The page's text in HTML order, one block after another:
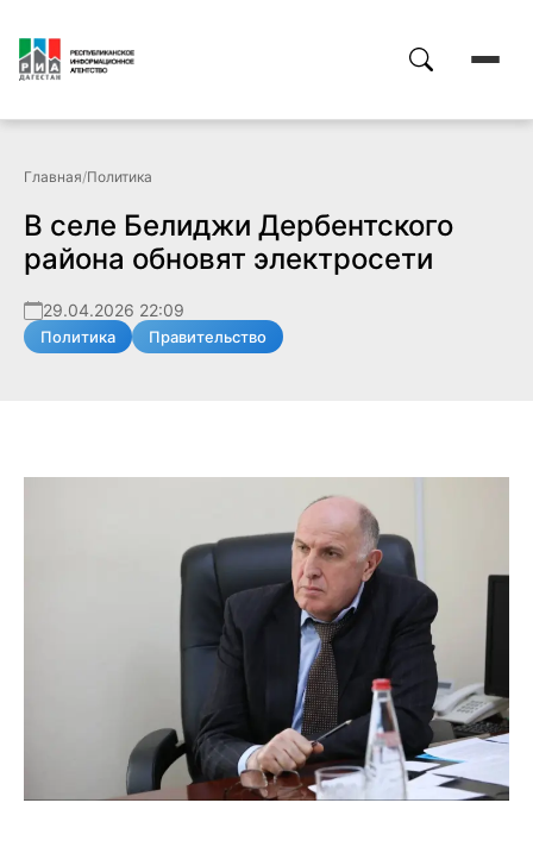
Главная/Политика
В селе Белиджи Дербентского
района обновят электросети
29.04.2026 22:09
Политика Правительство